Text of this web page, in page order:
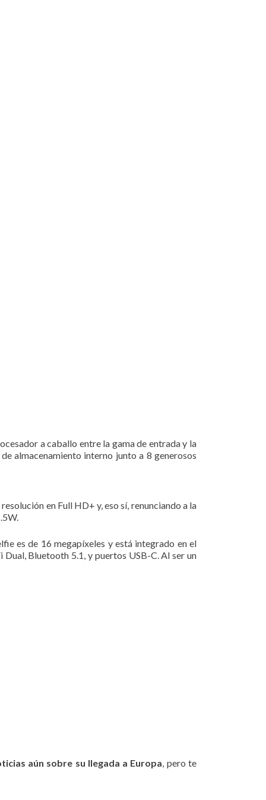
a caballo entre la gama de entrada y la
almacenamiento interno junto a 8 generosos
en Full HD+ y, eso sí, renunciando a la
es de 16 megapíxeles y está integrado en el
Dual, Bluetooth 5.1, y puertos USB-C. Al ser un
aún sobre su llegada a Europa, pero te